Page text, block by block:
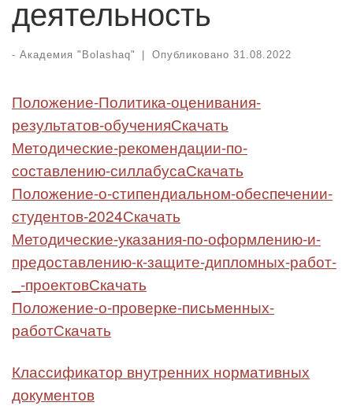
деятельность
- Академия "Bolashaq" | Опубликовано 31.08.2022
Положение-Политика-оценивания-
результатов-обученияСкачать
Методические-рекомендации-по-
составлению-силлабусаСкачать
Положение-о-стипендиальном-обеспечении-
студентов-2024Скачать
Методические-указания-по-оформлению-и-
предоставлению-к-защите-дипломных-работ-
_-проектовСкачать
Положение-о-проверке-письменных-
работСкачать
Классификатор внутренних нормативных
документов